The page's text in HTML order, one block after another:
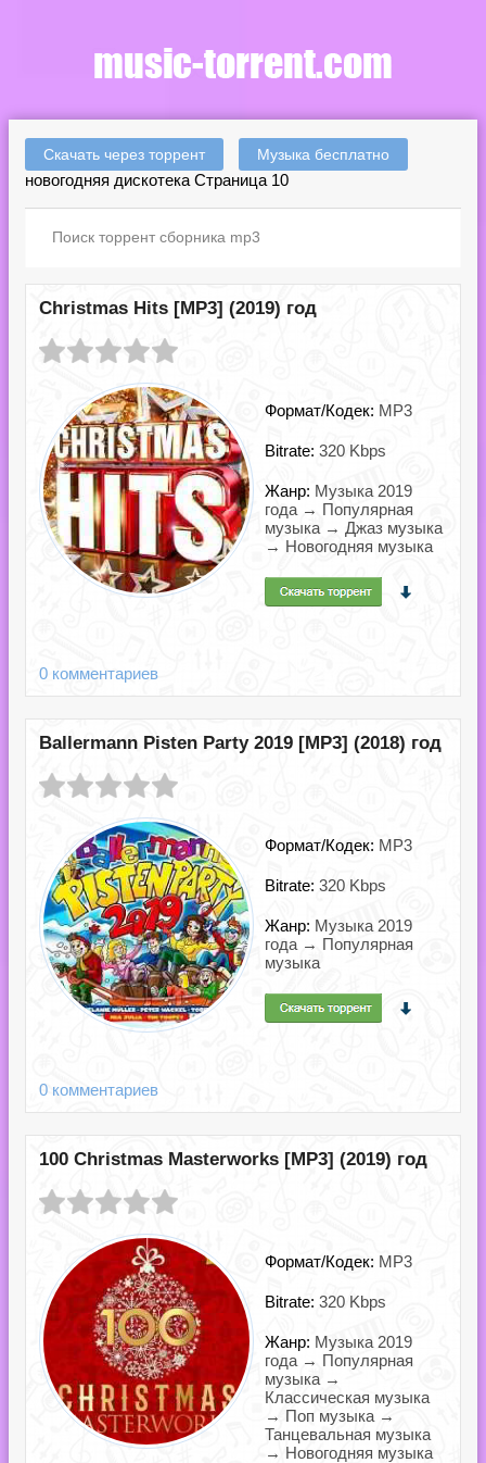
Скачать через торрент Музыка бесплатно
новогодняя дискотека Страница 10
Christmas Hits [MP3] (2019) год
Формат/Кодек: MP3
Bitrate: 320 Kbps
Жанр: Музыка 2019
года → Популярная
музыка → Джаз музыка
→ Новогодняя музыка
0 комментариев
Ballermann Pisten Party 2019 [MP3] (2018) год
Формат/Кодек: MP3
Bitrate: 320 Kbps
Жанр: Музыка 2019
года → Популярная
музыка
0 комментариев
100 Christmas Masterworks [MP3] (2019) год
Формат/Кодек: MP3
Bitrate: 320 Kbps
Жанр: Музыка 2019
года → Популярная
музыка →
Классическая музыка
→ Поп музыка →
Танцевальная музыка
→ Новогодняя музыка